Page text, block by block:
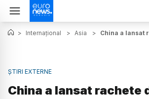
> Internațional > Asia > China a lansat
ȘTIRI EXTERNE
China a lansat rachete